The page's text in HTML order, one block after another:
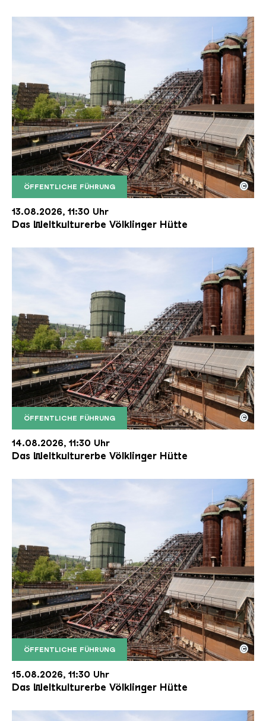
ÖFFENTLICHE FÜHRUNG
Der Erzschrägaufzug der Völklinger Hütte mit
Copyright: Weltkulturerbe Völklinger Hütte | Karl
©
13.08.2026, 11:30 Uhr
Das Weltkulturerbe Völklinger Hütte
ÖFFENTLICHE FÜHRUNG
Der Erzschrägaufzug der Völklinger Hütte mit
Copyright: Weltkulturerbe Völklinger Hütte | Karl
©
14.08.2026, 11:30 Uhr
Das Weltkulturerbe Völklinger Hütte
ÖFFENTLICHE FÜHRUNG
Der Erzschrägaufzug der Völklinger Hütte mit
Copyright: Weltkulturerbe Völklinger Hütte | Karl
©
15.08.2026, 11:30 Uhr
Das Weltkulturerbe Völklinger Hütte